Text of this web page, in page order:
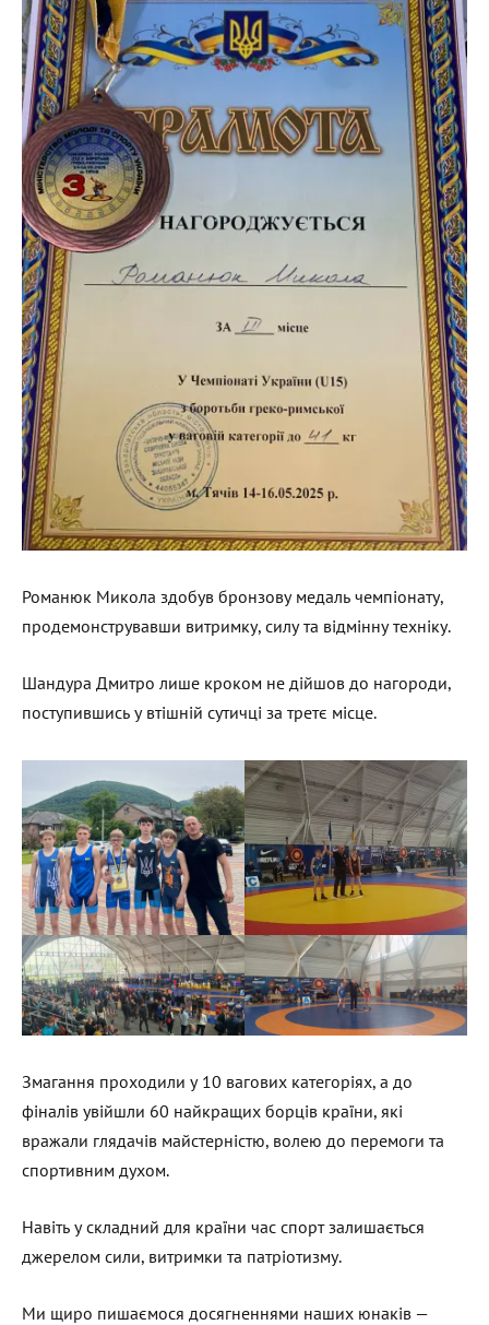
Романюк Микола здобув бронзову медаль чемпіонату,
продемонструвавши витримку, силу та відмінну техніку.
Шандура Дмитро лише кроком не дійшов до нагороди,
поступившись у втішній сутичці за третє місце.
Змагання проходили у 10 вагових категоріях, а до
фіналів увійшли 60 найкращих борців країни, які
вражали глядачів майстерністю, волею до перемоги та
спортивним духом.
Навіть у складний для країни час спорт залишається
джерелом сили, витримки та патріотизму.
Ми щиро пишаємося досягненнями наших юнаків —